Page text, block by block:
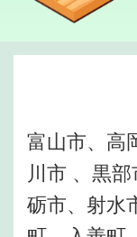
富山市、高
川市 、黒
砺市、射水